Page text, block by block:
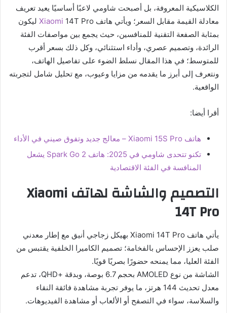
الكلاسيكية المعروفة، بل أصبحت شاومي لاعبًا أساسيًا يعيد تعريف
معادلة القيمة مقابل السعر؛ ويأتي هاتف
Xiaomi 14T Pro ليكون
بمثابة الصفعة التقنية للمنافسين، حيث يجمع بين مواصفات الفئة
الرائدة، وتصميم عصري، وأداء استثنائي، وكل ذلك بسعر أقرب
للمتوسط؛ في هذا المقال نسلط الضوء على تفاصيل الهاتف،
ونتعرف إلى أبرز ما يقدمه من مزايا وعيوب، مع تحليل شامل لتجربته
الواقعية.
أقرا أيضا:
هاتف Xiaomi 15S Pro – معالج جديد وتفوق صيني في الأداء
تكنو تتحدى شاومي في 2025: هاتف Spark Go 2 يشعل
المنافسة في الفئة الاقتصادية
التصميم والشاشة لهاتف Xiaomi
14T Pro
يأتي هاتف Xiaomi 14T Pro بهيكل زجاجي أنيق مع إطار معدني
صلب يعزز الإحساس بالفخامة؛ تصميم الكاميرا الخلفية يقتبس من
الفئة العليا، مما يمنحه حضورًا بصريًا قويًا.
الشاشة من نوع AMOLED بحجم 6.7 بوصة، وبدقة +QHD، تدعم
معدل تحديث 144 هرتز، ما يوفر تجربة مشاهدة فائقة النقاء
والسلاسة، سواء في التصفح أو الألعاب أو مشاهدة الفيديوهات.